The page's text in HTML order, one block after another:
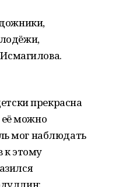
прекрасна
её можно
мог наблюдать
к этому